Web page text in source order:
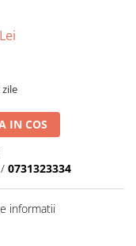
zile
IN COS
/ 0731323334
informatii